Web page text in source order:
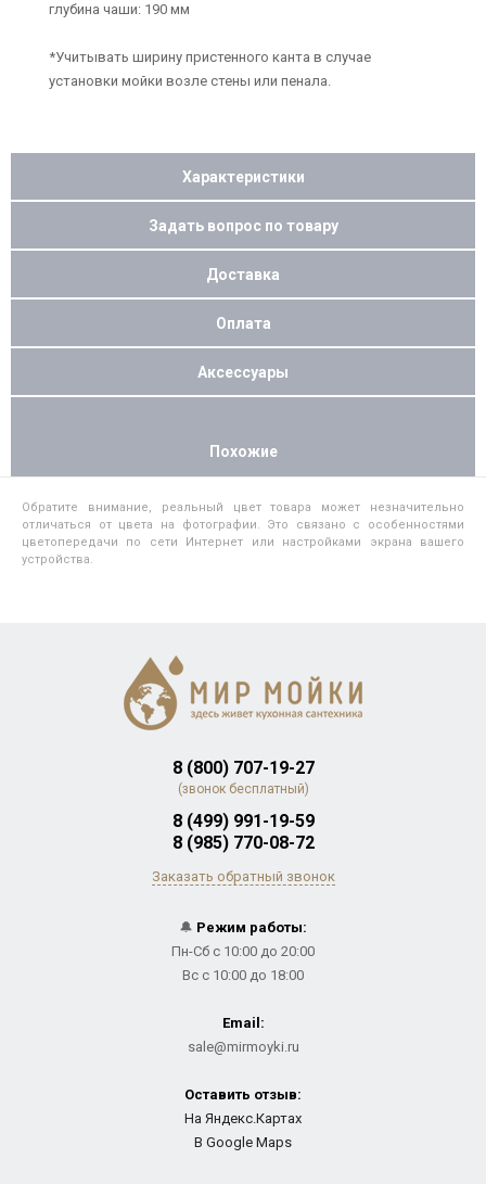
глубина чаши: 190 мм
*Учитывать ширину пристенного канта в случае
установки мойки возле стены или пенала.
Характеристики
Задать вопрос по товару
Доставка
Оплата
Аксессуары
Похожие
Обратите внимание, реальный цвет товара может незначительно
отличаться от цвета на фотографии. Это связано с особенностями
цветопередачи по сети Интернет или настройками экрана вашего
устройства.
8 (800) 707-19-27
(звонок бесплатный)
8 (499) 991-19-59
8 (985) 770-08-72
Заказать обратный звонок
🔔 Режим работы:
Пн-Сб с 10:00 до 20:00
Вс с 10:00 до 18:00
Email:
sale@mirmoyki.ru
Оставить отзыв:
На Яндекс.Картах
В Google Maps